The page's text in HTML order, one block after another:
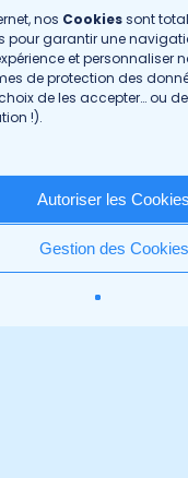
nos Cookiessont
pour garantir une
et personnaliser
de protection des
de les accepter… ou
!).
Autoriser les Cookies
Gestion des Cookies
de vos
· GROUPE DMV